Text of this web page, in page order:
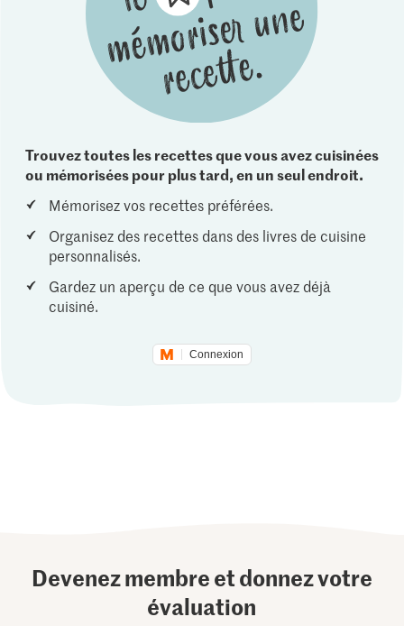
Trouvez toutes les recettes que vous avez cuisinées
ou mémorisées pour plus tard, en un seul endroit.
Mémorisez vos recettes préférées.
Organisez des recettes dans des livres de cuisine
personnalisés.
Gardez un aperçu de ce que vous avez déjà
cuisiné.
Connexion
Devenez membre et donnez votre
évaluation